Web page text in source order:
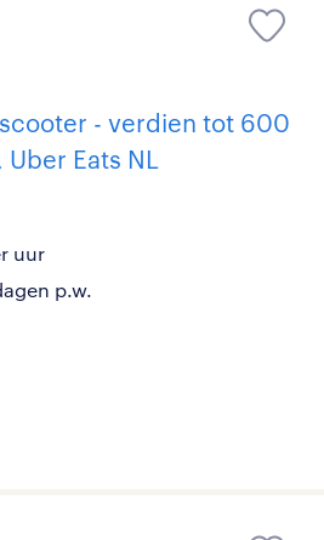
- verdien tot 600
Eats NL
uur
p.w.